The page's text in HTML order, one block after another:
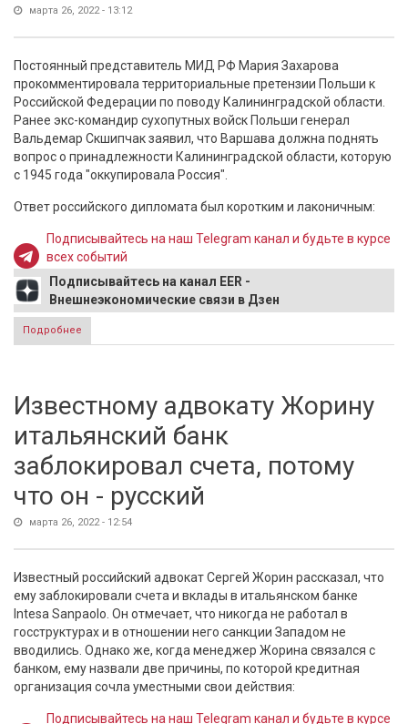
марта 26, 2022 - 13:12
Постоянный представитель МИД РФ Мария Захарова
прокомментировала территориальные претензии Польши к
Российской Федерации по поводу Калининградской области.
Ранее экс-командир сухопутных войск Польши генерал
Вальдемар Скшипчак заявил, что Варшава должна поднять
вопрос о принадлежности Калининградской области, которую
с 1945 года "оккупировала Россия".
Ответ российского дипломата был коротким и лаконичным:
Подписывайтесь на наш Telegram канал и будьте в курсе
всех событий
Подписывайтесь на канал EER -
Внешнеэкономические связи в Дзен
Подробнее
Польши к Калининградской области
Известному адвокату Жорину
итальянский банк
заблокировал счета, потому
что он - русский
марта 26, 2022 - 12:54
Известный российский адвокат Сергей Жорин рассказал, что
ему заблокировали счета и вклады в итальянском банке
Intesa Sanpaolo. Он отмечает, что никогда не работал в
госструктурах и в отношении него санкции Западом не
вводились. Однако же, когда менеджер Жорина связался с
банком, ему назвали две причины, по которой кредитная
организация сочла уместными свои действия:
Подписывайтесь на наш Telegram канал и будьте в курсе